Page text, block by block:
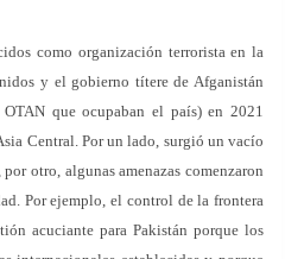
como organización terrorista en la
y el gobierno títere de Afganistán
que ocupaban el país) en 2021
Central. Por un lado, surgió un vacío
otro, algunas amenazas comenzaron
Por ejemplo, el control de la frontera
acuciante para Pakistán porque los